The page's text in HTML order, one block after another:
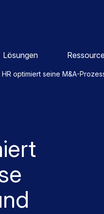
Lösungen
optimiert seine M&A-